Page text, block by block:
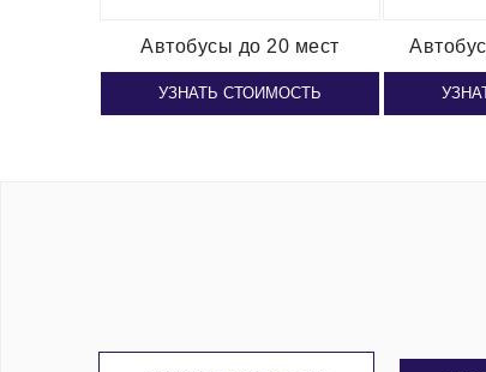
Автобусы до 20 мест
УЗНАТЬ СТОИМОСТЬ